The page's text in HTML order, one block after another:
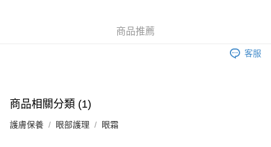
澳門地區配送 - 確認發貨後1-4個工作天送達
商品推薦
客服
商品相關分類 (1)
護膚保養 眼部護理 眼霜